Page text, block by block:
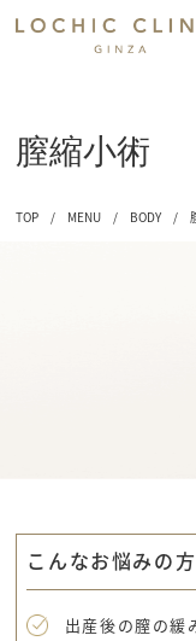
膣縮小術
TOP / MENU / BODY /
こんなお悩みの
出産後の膣の緩